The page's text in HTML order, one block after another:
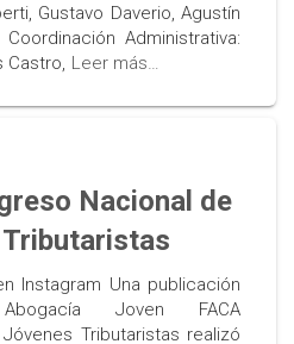
Gustavo Daverio, Agustín
Administrativa:
Castro, Leer más…
Nacional de
Instagram Una publicación
Joven FACA
Tributaristas realizó